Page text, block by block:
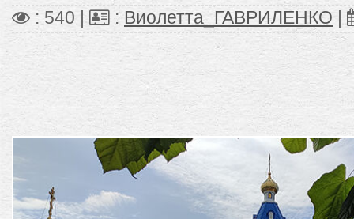
: 540 | : Виолетта_ГАВРИЛЕНКО